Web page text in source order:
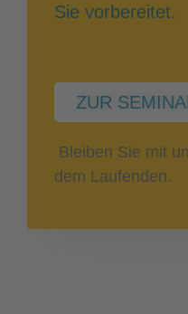
Sie vorbereitet.
ZUR
Bleiben Sie mit
dem Laufenden.